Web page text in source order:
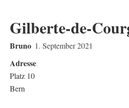
Gilberte-de-
Bruno 1. September 2021
Adresse
Platz 10
Bern